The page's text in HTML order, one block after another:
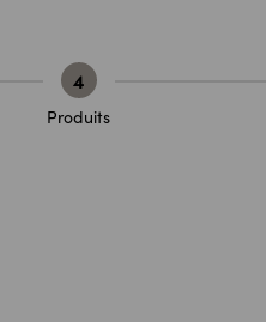
4
Produits